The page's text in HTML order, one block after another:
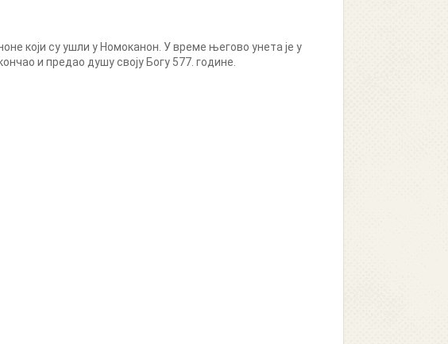
који су ушли у Номоканон. У време његово унета је у
и предао душу своју Богу 577. године.